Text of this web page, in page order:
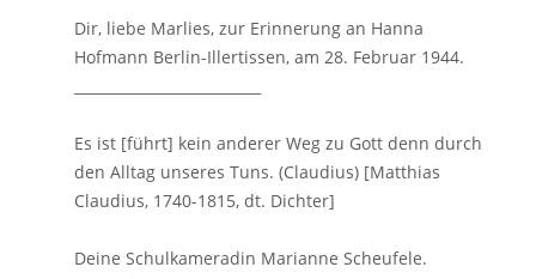
Dir, liebe Marlies, zur Erinnerung an Hanna
Hofmann Berlin-Illertissen, am 28. Februar 1944.
Es ist [führt] kein anderer Weg zu Gott denn durch
den Alltag unseres Tuns. (Claudius) [Matthias
Claudius, 1740-1815, dt. Dichter]
Deine Schulkameradin Marianne Scheufele.